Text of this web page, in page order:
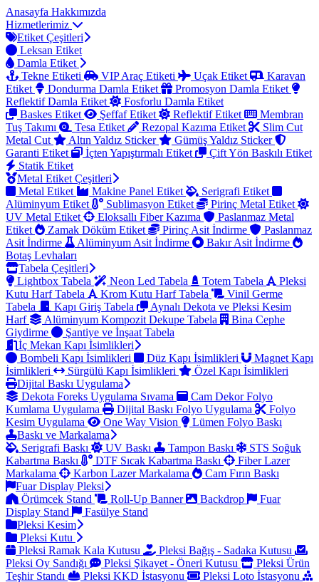
Anasayfa Hakkımızda
Hizmetlerimiz
Etiket Çeşitleri
Leksan Etiket
Damla Etiket
Tekne Etiketi
VIP Araç Etiketi Uçak Etiket
Karavan
Etiket
Dondurma Damla Etiket
Promosyon Damla Etiket
Reflektif Damla Etiket
Fosforlu Damla Etiket
Baskes Etiket
Şeffaf Etiket Reflektif Etiket
Membran
Tuş Takımı
Tesa Etiket Rezopal Kazıma Etiket
Slim Cut
Metal Cut
Altın Yaldız Sticker
Gümüş Yaldız Sticker
Garanti Etiket
İçten Yapıştırmalı Etiket
Çift Yön Baskılı Etiket
Statik Etiket
Metal Etiket Çeşitleri
Metal Etiket
Makine Panel Etiket
Serigrafi Etiket
Alüminyum Etiket
Sublimasyon Etiket
Pirinç Metal Etiket
UV Metal Etiket
Eloksallı Fiber Kazıma
Paslanmaz Metal
Etiket
Zamak Döküm Etiket Pirinç Asit İndirme
Paslanmaz
Asit İndirme
Alüminyum Asit İndirme
Bakır Asit İndirme
Botaş Levhaları
Tabela Çeşitleri
Lightbox Tabela
Neon Led Tabela Totem Tabela
Pleksi
Kutu Harf Tabela
Krom Kutu Harf Tabela
Vinil Germe
Tabela
Kapı Giriş Tabela
Aynalı Dekota ve Pleksi Kesim
Harf
Alüminyum Kompozit Dekupe Tabela
Bina Cephe
Giydirme
Şantiye ve İnşaat Tabela
İç Mekan Kapı İsimlikleri
Bombeli Kapı İsimlikleri
Düz Kapı İsimlikleri
Magnet Kapı
İsimlikleri
Sürgülü Kapı İsimlikleri
Özel Kapı İsimlikleri
Dijital Baskı Uygulama
Dekota Foreks Uygulama Sıvama
Cam Dekor Folyo
Kumlama Uygulama
Dijital Baskı Folyo Uygulama
Folyo
Kesim Uygulama
One Way Vision
Lümen Folyo Baskı
Baskı ve Markalama
Serigrafi Baskı
UV Baskı Tampon Baskı
STS Soğuk
Kabartma Baskı
DTF Sıcak Kabartma Baskı
Fiber Lazer
Markalama
Karbon Lazer Markalama
Cam Fırın Baskı
Fuar Display Pleksi
Örümcek Stand
Roll-Up Banner Backdrop
Fuar
Display Stand
Fasülye Stand
Pleksi Kesim
Pleksi Kutu
Pleksi Ramak Kala Kutusu
Pleksi Bağış - Sadaka Kutusu
Pleksi Oy Sandığı
Pleksi Şikayet - Öneri Kutusu
Pleksi Ürün
Teşhir Standı
Pleksi KKD İstasyonu
Pleksi Loto İstasyonu